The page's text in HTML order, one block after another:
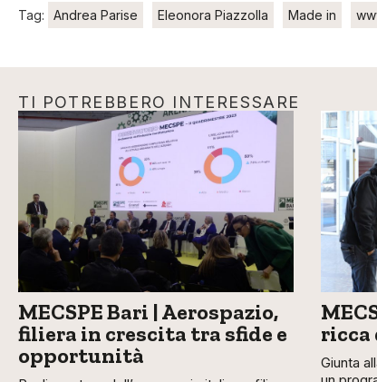
Tag: Andrea Parise Eleonora Piazzolla Made in
TI POTREBBERO INTERESSARE
MECSPE Bari | Aerospazio,
filiera in crescita tra sfide e
opportunità
ricca
Giunta